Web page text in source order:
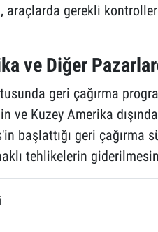
araçlarda gerekli
ve Diğer
geri çağırma
ve Kuzey Amerika
başlattığı geri çağırma
tehlikelerin